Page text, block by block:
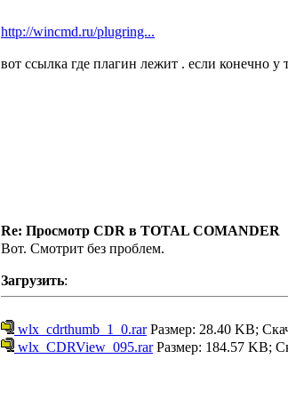
http://wincmd.ru/plugring...
вот ссылка где плагин лежит . если конечно у
Re: Просмотр CDR в TOTAL COMANDER
Вот. Смотрит без проблем.
Загрузить:
wlx_cdrthumb_1_0.rarРазмер: 28.40 KB;
wlx_CDRView_095.rarРазмер: 184.57 KB;